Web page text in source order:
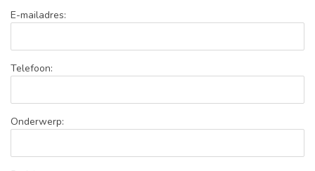
E-mailadres:
Telefoon:
Onderwerp: